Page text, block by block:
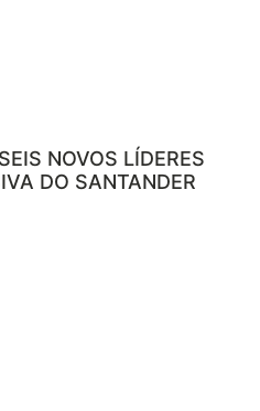
NOVOS LÍDERES
DO SANTANDER